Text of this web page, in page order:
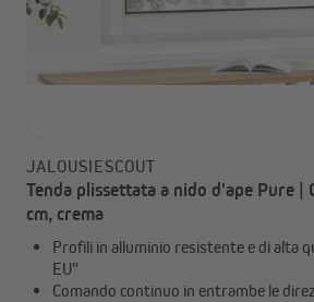
JALOUSIESCOUT
Tenda plissettata a nido d'ape Pure |
cm, crema
Profili in alluminio resistente e di alta
EU"
Comando continuo in entrambe le